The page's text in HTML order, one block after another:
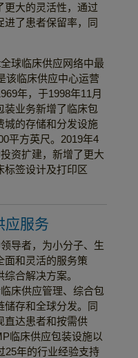
更大的灵活性，通过
进了患者保留率，同
球临床供应网络中最
该临床供应中心运营
年，于1998年11月
装业务新增了临床包
城的存储和分发设施
平方英尺。2019年4
资扩建，新增了更大
标签设计及打印区
应服务
导者，为小分子、生
面和灵活的服务策
合解决方案。
床供应管理、综合包
储存和全球分发。同
直达患者和按需供
临床供应包装设施以
25年的行业经验支持